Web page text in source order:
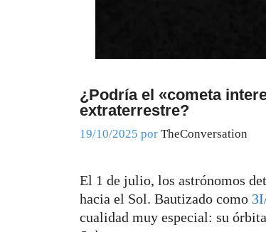
¿Podría el «cometa
extraterrestre?
19/10/2025 por TheConversation
El 1 de julio, los astrónomos
hacia el Sol. Bautizado como
cualidad muy especial: su